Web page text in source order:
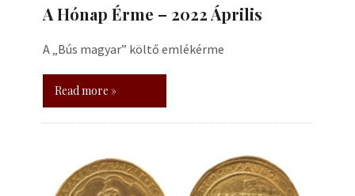
A Hónap Érme – 2022 Április
A „Bús magyar” költő emlékérme
Read more »